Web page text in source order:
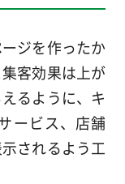
ジを作ったか
客効果は上が
るように、キ
ービス、店舗
されるよう工